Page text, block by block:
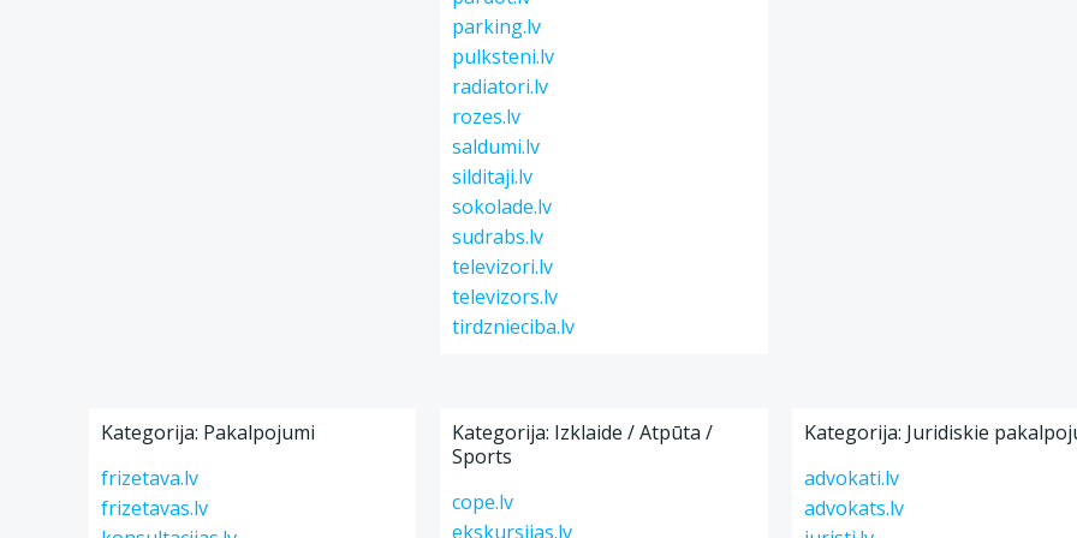
parking.lv
pulksteni.lv
radiatori.lv
rozes.lv
saldumi.lv
silditaji.lv
sokolade.lv
sudrabs.lv
televizori.lv
televizors.lv
tirdznieciba.lv
Kategorija: Pakalpojumi
frizetava.lv
frizetavas.lv
Kategorija: Izklaide / Atpūta /
Sports
cope.lv
ekskursijas.lv
Kategorija: Juridiskie
advokati.lv
advokats.lv